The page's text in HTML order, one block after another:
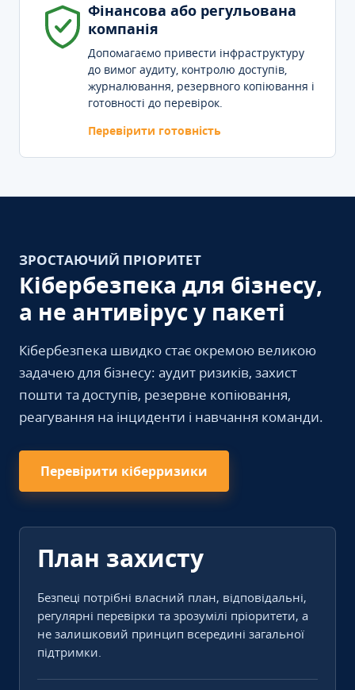
Фінансова або регульована
компанія
Допомагаємо привести інфраструктуру
до вимог аудиту, контролю доступів,
журналювання, резервного копіювання і
готовності до перевірок.
Перевірити готовність
ЗРОСТАЮЧИЙ ПРІОРИТЕТ
Кібербезпека для бізнесу,
а не антивірус у пакеті
Кібербезпека швидко стає окремою великою
задачею для бізнесу: аудит ризиків, захист
пошти та доступів, резервне копіювання,
реагування на інциденти і навчання команди.
Перевірити кіберризики
План захисту
Безпеці потрібні власний план, відповідальні,
регулярні перевірки та зрозумілі пріоритети, а
не залишковий принцип всередині загальної
підтримки.